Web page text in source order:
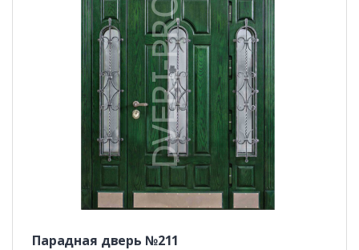
Парадная дверь №211